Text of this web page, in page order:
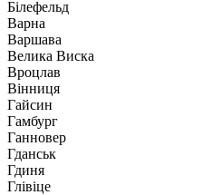
Білефельд
Варна
Варшава
Велика Виска
Вроцлав
Вінниця
Гайсин
Гамбург
Ганновер
Гданськ
Гдиня
Глівіце